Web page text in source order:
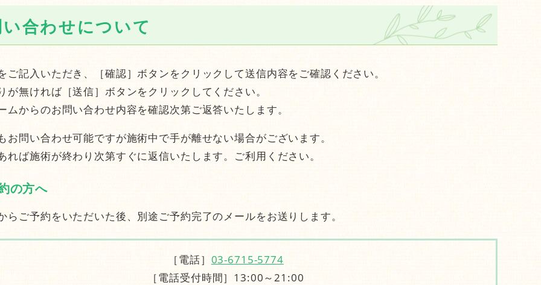
合わせについて
ご記入いただき、［確認］ボタンをクリックして送信内容をご確認ください。
が無ければ［送信］ボタンをクリックしてください。
ムからのお問い合わせ内容を確認次第ご返答いたします。
お問い合わせ可能ですが施術中で手が離せない場合がございます。
れば施術が終わり次第すぐに返信いたします。ご利用ください。
の方へ
らご予約をいただいた後、別途ご予約完了のメールをお送りします。
［電話］ 03-6715-5774
［電話受付時間］13:00～21:00